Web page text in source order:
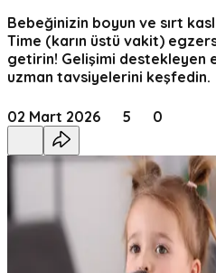
Bebeğinizin boyun ve sırt
Time (karın üstü vakit)
getirin! Gelişimi destekleyen
uzman tavsiyelerini keşfedin.
02 Mart 2026 5 0